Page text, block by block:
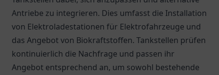
Antriebe zu integrieren. Dies umfasst die Installation
von Elektroladestationen für Elektrofahrzeuge und
das Angebot von Biokraftstoffen. Tankstellen prüfen
kontinuierlich die Nachfrage und passen ihr
Angebot entsprechend an, um sowohl bestehende